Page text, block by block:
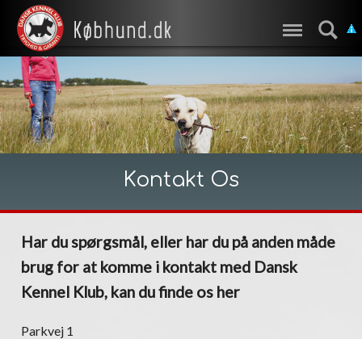
Kontakt Os
Har du spørgsmål, eller har du på anden måde
brug for at komme i kontakt med Dansk
Kennel Klub, kan du finde os her
Parkvej 1